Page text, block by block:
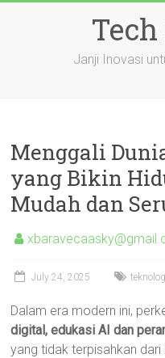
Tech
Janji Inovasi
Menggali
yang Bikin
Mudah dan
July 24, 2025
Dalam era modern ini,
digital, edukasi AI dan
yang tidak terpisahkan dari